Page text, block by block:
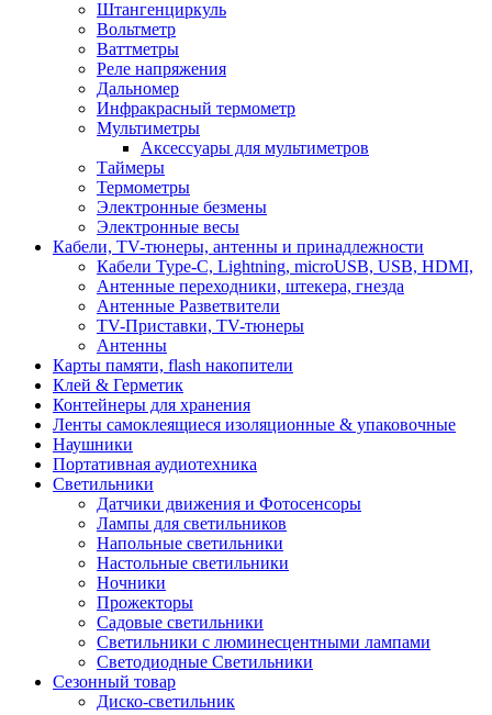
Штангенциркуль
Вольтметр
Ваттметры
Реле напряжения
Дальномер
Инфракрасный термометр
Мультиметры
Аксессуары для мультиметров
Таймеры
Термометры
Электронные безмены
Электронные весы
Кабели, TV-тюнеры, антенны и принадлежности
Кабели Type-C, Lightning, microUSB, USB, HDMI,
Антенные переходники, штекера, гнезда
Антенные Разветвители
TV-Приставки, TV-тюнеры
Антенны
Карты памяти, flash накопители
Клей & Герметик
Контейнеры для хранения
Ленты самоклеящиеся изоляционные & упаковочные
Наушники
Портативная аудиотехника
Светильники
Датчики движения и Фотосенсоры
Лампы для светильников
Напольные светильники
Настольные светильники
Ночники
Прожекторы
Садовые светильники
Светильники с люминесцентными лампами
Светодиодные Светильники
Сезонный товар
Диско-светильник